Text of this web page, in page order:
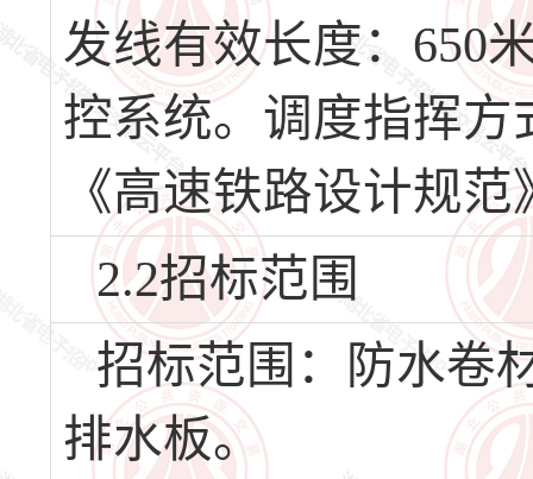
发线有效长度：650
控系统。调度指挥
《高速铁路设计规
2.2招标范围
招标范围：防水卷
排水板。